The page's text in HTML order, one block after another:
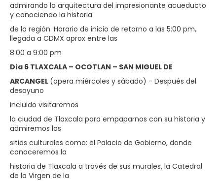
admirando la arquitectura del impresionante acueducto
y conociendo la historia
de la región. Horario de inicio de retorno a las 5:00 pm,
llegada a CDMX aprox entre las
8:00 a 9:00 pm
Día 6 TLAXCALA – OCOTLAN – SAN MIGUEL DE
ARCANGEL (opera miércoles y sábado) - Después del
desayuno
incluido visitaremos
la ciudad de Tlaxcala para empaparnos con su historia y
admiremos los
sitios culturales como: el Palacio de Gobierno, donde
conoceremos la
historia de Tlaxcala a través de sus murales, la Catedral
de la Virgen de la